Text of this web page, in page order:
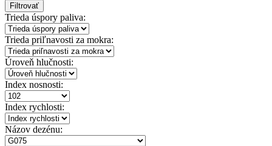
Filtrovať
Trieda úspory paliva:
Trieda priľnavosti za mokra:
Úroveň hlučnosti:
Index nosnosti:
Index rychlosti:
Názov dezénu: